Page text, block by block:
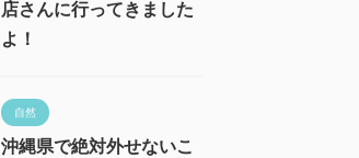
店さんに行ってきました
よ！
自然
沖縄県で絶対外せないこ